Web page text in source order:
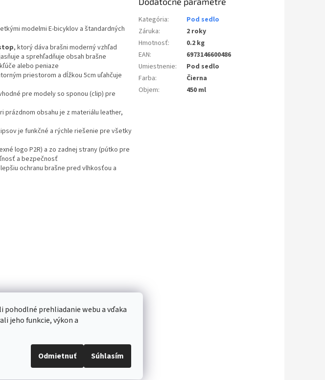
pohodlné prehliadanie webu a vďaka
jeho funkcie, výkon a
Odmietnuť Súhlasím
modelmi E-bicyklov a štandardných
, ktorý dáva brašni moderný vzhľad
a sprehľadňuje obsah brašne
alebo peniaze
priestorom a dĺžkou 5cm uľahčuje
pre modely so sponou (clip) pre
prázdnom obsahu je z materiálu leather,
je funkčné a rýchle riešenie pre všetky
logo P2R) a zo zadnej strany (pútko pre
a bezpečnosť
ochranu brašne pred vlhkosťou a
Kategória:
Pod sedlo
Záruka:
2 roky
Hmotnosť:
0.2 kg
EAN:
6973146600486
Umiestnenie:
Pod sedlo
Farba:
Čierna
Objem: 450 ml